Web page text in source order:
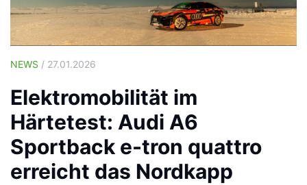
NEWS / 27.01.2026
Elektromobilität im
Härtetest: Audi A6
Sportback e-tron quattro
erreicht das Nordkapp